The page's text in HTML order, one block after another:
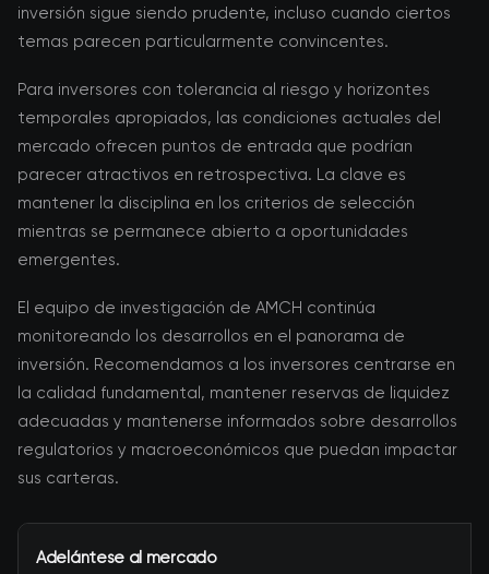
inversión sigue siendo prudente, incluso cuando ciertos
temas parecen particularmente convincentes.
Para inversores con tolerancia al riesgo y horizontes
temporales apropiados, las condiciones actuales del
mercado ofrecen puntos de entrada que podrían
parecer atractivos en retrospectiva. La clave es
mantener la disciplina en los criterios de selección
mientras se permanece abierto a oportunidades
emergentes.
El equipo de investigación de AMCH continúa
monitoreando los desarrollos en el panorama de
inversión. Recomendamos a los inversores centrarse en
la calidad fundamental, mantener reservas de liquidez
adecuadas y mantenerse informados sobre desarrollos
regulatorios y macroeconómicos que puedan impactar
sus carteras.
Adelántese al mercado